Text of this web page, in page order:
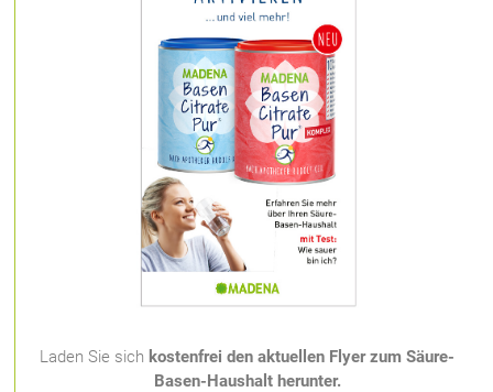
Laden Sie sich kostenfrei den aktuellen Flyer zum Säure-
Basen-Haushalt herunter.